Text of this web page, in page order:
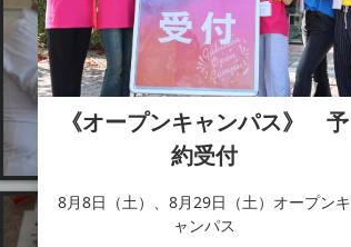
《オープンキャンパス》 予
約受付
8月8日（土）、8月29日（土）オープンキ
ャンパス